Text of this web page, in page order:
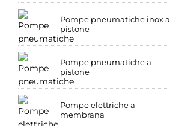
Pompe pneumatiche inox a
pistone
Pompe pneumatiche a
pistone
Pompe elettriche a
membrana